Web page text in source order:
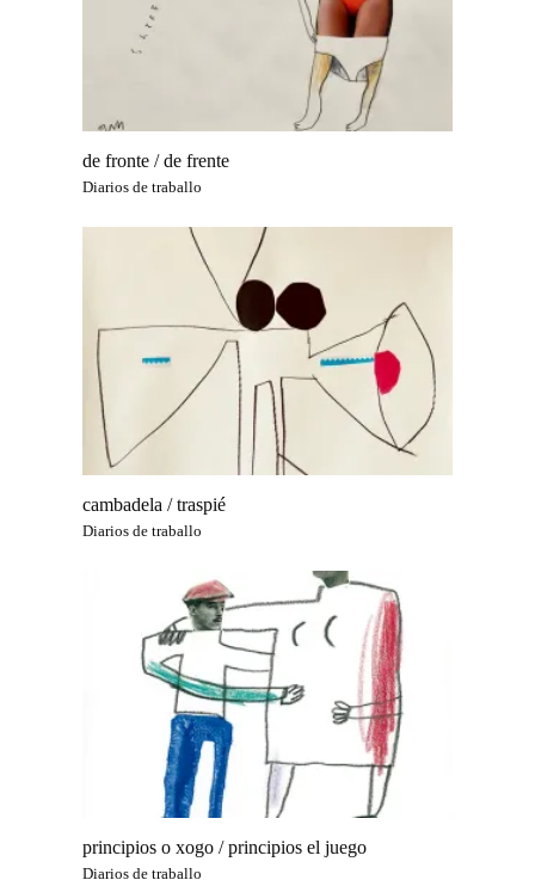
de fronte / de frente
Diarios de traballo
cambadela / traspié
Diarios de traballo
principios o xogo / principios el juego
Diarios de traballo